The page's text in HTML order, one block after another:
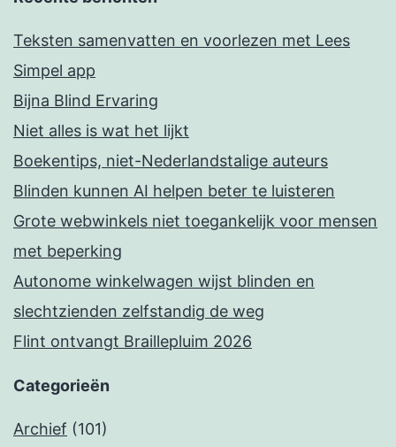
Teksten samenvatten en voorlezen met Lees
Simpel app
Bijna Blind Ervaring
Niet alles is wat het lijkt
Boekentips, niet-Nederlandstalige auteurs
Blinden kunnen AI helpen beter te luisteren
Grote webwinkels niet toegankelijk voor mensen
met beperking
Autonome winkelwagen wijst blinden en
slechtzienden zelfstandig de weg
Flint ontvangt Braillepluim 2026
Categorieën
Archief (101)